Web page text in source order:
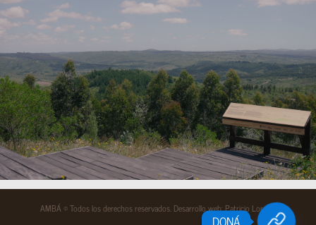
AMBÁ © Todos los derechos reservados. Desarrollo web:Patricio Lorenzi